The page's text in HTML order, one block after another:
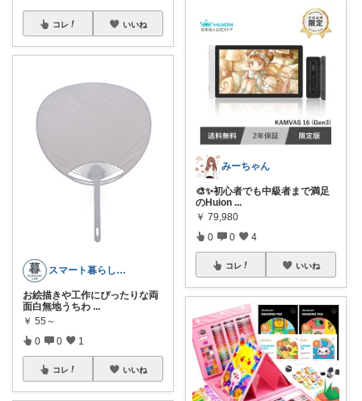
コレ いいね
スマート暮らしラボ
お絵描きや工作にぴったりな両
面白無地うちわ ...
￥ 55～
0 0 1
コレ いいね
みーちゃん
🎨✨初心者でも中級者まで満足
のHuion ...
￥ 79,980
0 0 4
コレ いいね